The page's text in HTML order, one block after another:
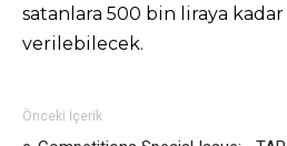
satanlara 500 bin liraya kadar
verilebilecek.
Önceki İçerik